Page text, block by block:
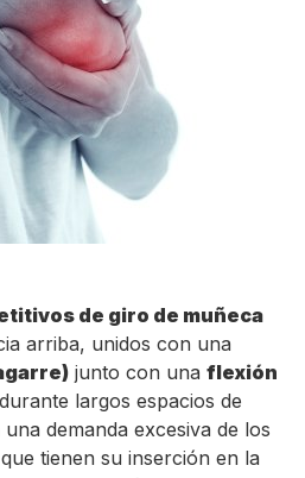
de giro de muñeca
arriba, unidos con una
junto con una flexión
largos espacios de
demanda excesiva de los
tienen su inserción en la